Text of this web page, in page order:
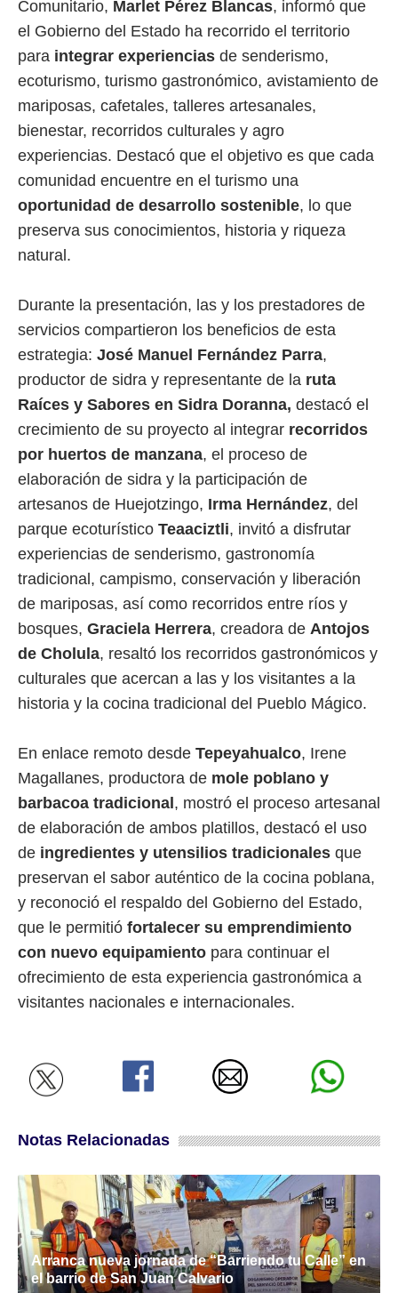
Comunitario, Marlet Pérez Blancas, informó que
el Gobierno del Estado ha recorrido el territorio
para integrar experiencias de senderismo,
ecoturismo, turismo gastronómico, avistamiento de
mariposas, cafetales, talleres artesanales,
bienestar, recorridos culturales y agro
experiencias. Destacó que el objetivo es que cada
comunidad encuentre en el turismo una
oportunidad de desarrollo sostenible, lo que
preserva sus conocimientos, historia y riqueza
natural.
Durante la presentación, las y los prestadores de
servicios compartieron los beneficios de esta
estrategia: José Manuel Fernández Parra,
productor de sidra y representante de la ruta
Raíces y Sabores en Sidra Doranna, destacó el
crecimiento de su proyecto al integrar recorridos
por huertos de manzana, el proceso de
elaboración de sidra y la participación de
artesanos de Huejotzingo, Irma Hernández, del
parque ecoturístico Teaaciztli, invitó a disfrutar
experiencias de senderismo, gastronomía
tradicional, campismo, conservación y liberación
de mariposas, así como recorridos entre ríos y
bosques, Graciela Herrera, creadora de Antojos
de Cholula, resaltó los recorridos gastronómicos y
culturales que acercan a las y los visitantes a la
historia y la cocina tradicional del Pueblo Mágico.
En enlace remoto desde Tepeyahualco, Irene
Magallanes, productora de mole poblano y
barbacoa tradicional, mostró el proceso artesanal
de elaboración de ambos platillos, destacó el uso
de ingredientes y utensilios tradicionales que
preservan el sabor auténtico de la cocina poblana,
y reconoció el respaldo del Gobierno del Estado,
que le permitió fortalecer su emprendimiento
con nuevo equipamiento para continuar el
ofrecimiento de esta experiencia gastronómica a
visitantes nacionales e internacionales.
Notas Relacionadas
Arranca nueva jornada de “Barriendo tu Calle” en
el barrio de San Juan Calvario